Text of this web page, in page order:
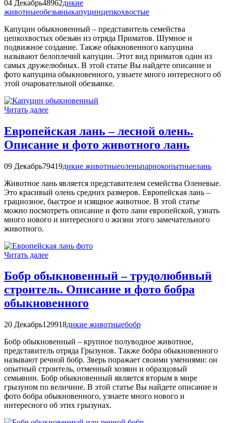
04 Декабрь48962дикие
животныеобезьяныкапуцинцепкохвостые
Капуцин обыкновенный – представитель семейства
цепкохвостых обезьян из отряда Приматов. Шумное и
подвижное создание. Также обыкновенного капуцина
называют белоплечий капуцин. Этот вид приматов один из
самых дружелюбных. В этой статье Вы найдете описание и
фото капуцина обыкновенного, узнаете много интересного об
этой очаровательной обезьянке.
Читать далее
Европейская лань – лесной олень.
Описание и фото животного лань
09 Декабрь79419дикие животныеоленьпарнокопытныелань
Животное лань является представителем семейства Оленевые.
Это красивый олень средних размеров. Европейская лань –
грациозное, быстрое и изящное животное. В этой статье
можно посмотреть описание и фото лани европейской, узнать
много нового и интересного о жизни этого замечательного
животного.
Читать далее
Бобр обыкновенный – трудолюбивый
строитель. Описание и фото бобра
обыкновенного
20 Декабрь129918дикие животныебобр
Бобр обыкновенный – крупное полуводное животное,
представитель отряда Грызунов. Также бобра обыкновенного
называют речной бобр. Зверь поражает своими умениями: он
опытный строитель, отменный хозяин и образцовый
семьянин. Бобр обыкновенный является вторым в мире
грызуном по величине. В этой статье Вы найдете описание и
фото бобра обыкновенного, узнаете много нового и
интересного об этих грызунах.